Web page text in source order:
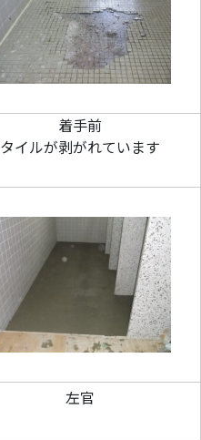
着手前
タイルが剥がれています
左官